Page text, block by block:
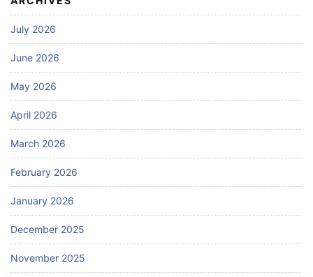
July 2026
June 2026
May 2026
April 2026
March 2026
February 2026
January 2026
December 2025
November 2025